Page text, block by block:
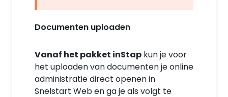
Documenten uploaden
Vanaf het pakket inStap kun je voor
het uploaden van documenten je online
administratie direct openen in
Snelstart Web en ga je als volgt te